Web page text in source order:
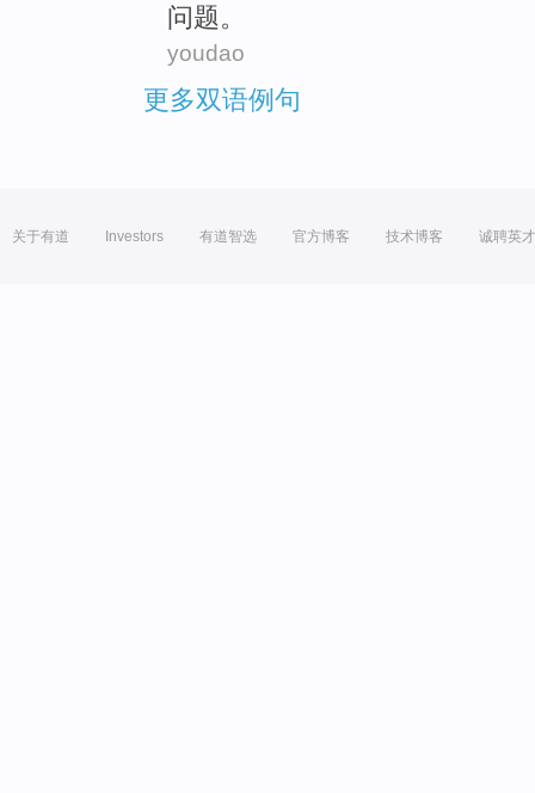
问题。
youdao
更多双语例句
关于有道 Investors 有道智选 官方博客 技术博客 诚聘英才